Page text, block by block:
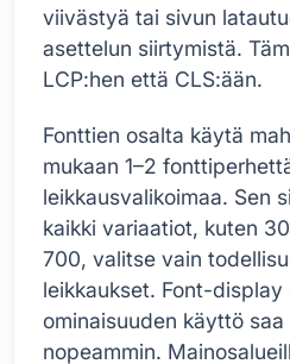
viivästyä tai sivun
asettelun siirtymistä.
LCP:hen että CLS:ään.
Fonttien osalta käytä
mukaan 1–2
leikkausvalikoimaa. Sen
kaikki variaatiot, kuten
700, valitse vain
leikkaukset. Font-
ominaisuuden käyttö
nopeammin.